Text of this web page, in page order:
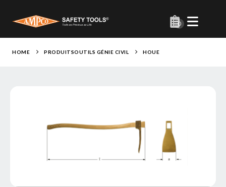
0
HOME PRODUITSOUTILS GÉNIE CIVIL HOUE